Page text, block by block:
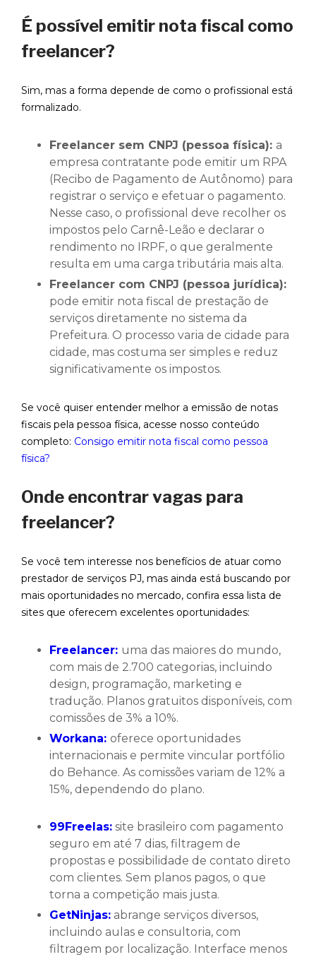
É possível emitir nota fiscal como
freelancer?
Sim, mas a forma depende de como o profissional está
formalizado.
Freelancer sem CNPJ (pessoa física): a
empresa contratante pode emitir um RPA
(Recibo de Pagamento de Autônomo) para
registrar o serviço e efetuar o pagamento.
Nesse caso, o profissional deve recolher os
impostos pelo Carnê-Leão e declarar o
rendimento no IRPF, o que geralmente
resulta em uma carga tributária mais alta.
Freelancer com CNPJ (pessoa jurídica):
pode emitir nota fiscal de prestação de
serviços diretamente no sistema da
Prefeitura. O processo varia de cidade para
cidade, mas costuma ser simples e reduz
significativamente os impostos.
Se você quiser entender melhor a emissão de notas
fiscais pela pessoa física, acesse nosso conteúdo
completo: Consigo emitir nota fiscal como pessoa
física?
Onde encontrar vagas para
freelancer?
Se você tem interesse nos benefícios de atuar como
prestador de serviços PJ, mas ainda está buscando por
mais oportunidades no mercado, confira essa lista de
sites que oferecem excelentes oportunidades:
Freelancer: uma das maiores do mundo,
com mais de 2.700 categorias, incluindo
design, programação, marketing e
tradução. Planos gratuitos disponíveis, com
comissões de 3% a 10%.
Workana: oferece oportunidades
internacionais e permite vincular portfólio
do Behance. As comissões variam de 12% a
15%, dependendo do plano.
99Freelas: site brasileiro com pagamento
seguro em até 7 dias, filtragem de
propostas e possibilidade de contato direto
com clientes. Sem planos pagos, o que
torna a competição mais justa.
GetNinjas: abrange serviços diversos,
incluindo aulas e consultoria, com
filtragem por localização. Interface menos